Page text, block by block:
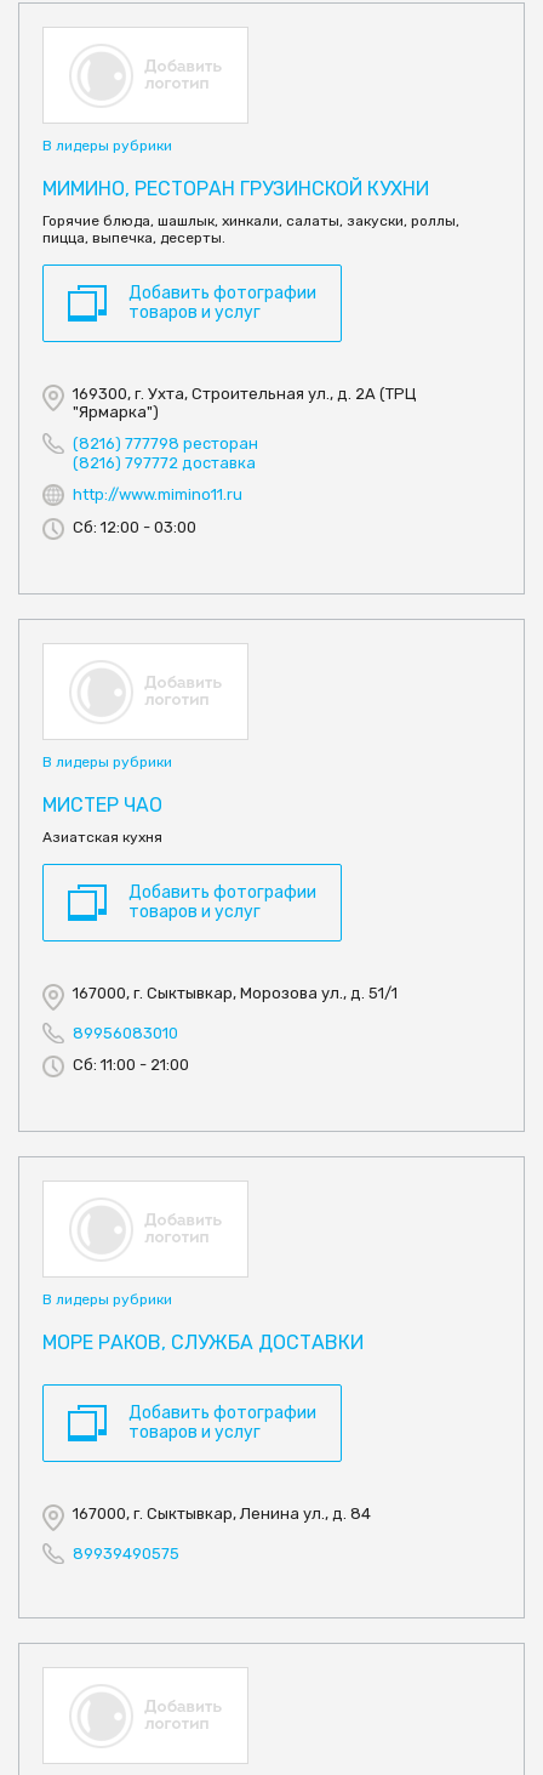
В лидеры рубрики
МИМИНО, РЕСТОРАН ГРУЗИНСКОЙ КУХНИ
Горячие блюда, шашлык, хинкали, салаты, закуски, роллы,
пицца, выпечка, десерты.
Добавить фотографии
товаров и услуг
169300, г. Ухта, Строительная ул., д. 2А (ТРЦ
"Ярмарка")
(8216) 777798 ресторан
(8216) 797772 доставка
http://www.mimino11.ru
Сб: 12:00 - 03:00
В лидеры рубрики
МИСТЕР ЧАО
Азиатская кухня
Добавить фотографии
товаров и услуг
167000, г. Сыктывкар, Морозова ул., д. 51/1
89956083010
Сб: 11:00 - 21:00
В лидеры рубрики
МОРЕ РАКОВ, СЛУЖБА ДОСТАВКИ
Добавить фотографии
товаров и услуг
167000, г. Сыктывкар, Ленина ул., д. 84
89939490575